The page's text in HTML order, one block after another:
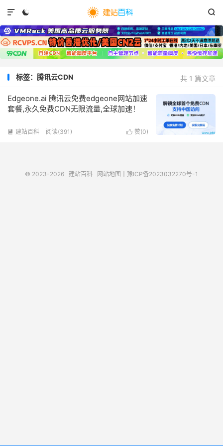
 

共 1 篇文章
标签：腾讯云CDN
Edgeone.ai 腾讯云免费edgeone网站加速
套餐,永久免费CDN无限流量,全球加速！
 赞(0)
 建站百科 阅读(391 )
© 2023-2026 建站百科 网站地图 豫ICP备2023032270号-1